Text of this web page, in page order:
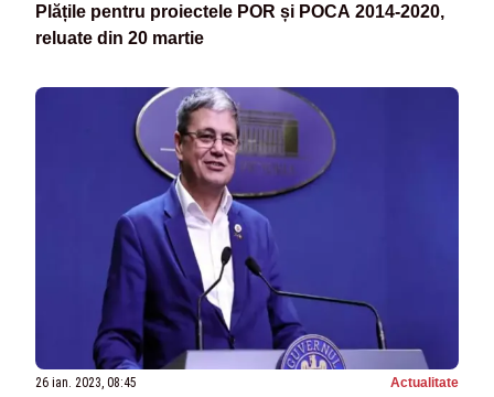
Plățile pentru proiectele POR și POCA 2014-2020,
reluate din 20 martie
26 ian. 2023, 08:45 Actualitate